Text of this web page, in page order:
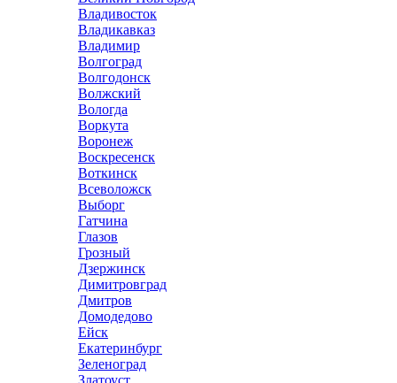
Владивосток
Владикавказ
Владимир
Волгоград
Волгодонск
Волжский
Вологда
Воркута
Воронеж
Воскресенск
Воткинск
Всеволожск
Выборг
Гатчина
Глазов
Грозный
Дзержинск
Димитровград
Дмитров
Домодедово
Ейск
Екатеринбург
Зеленоград
Златоуст